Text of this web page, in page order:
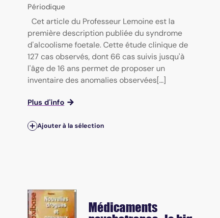
Périodique
Cet article du Professeur Lemoine est la
première description publiée du syndrome
d'alcoolisme foetale. Cette étude clinique de
127 cas observés, dont 66 cas suivis jusqu'à
l'âge de 16 ans permet de proposer un
inventaire des anomalies observées[...]
Plus d'info
Ajouter à la sélection
Médicaments